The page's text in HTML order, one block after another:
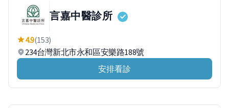
言嘉中醫診所
4.9(153)
234台灣新北市永和區安樂路188號
安排看診